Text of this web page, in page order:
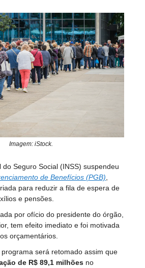
Imagem: iStock.
do Seguro Social (INSS) suspendeu
de Benefícios (PGB)
para reduzir a fila de espera de
e pensões.
por ofício do presidente do órgão,
tem efeito imediato e foi motivada
orçamentários.
será retomado assim que
de R$ 89,1 milhões no